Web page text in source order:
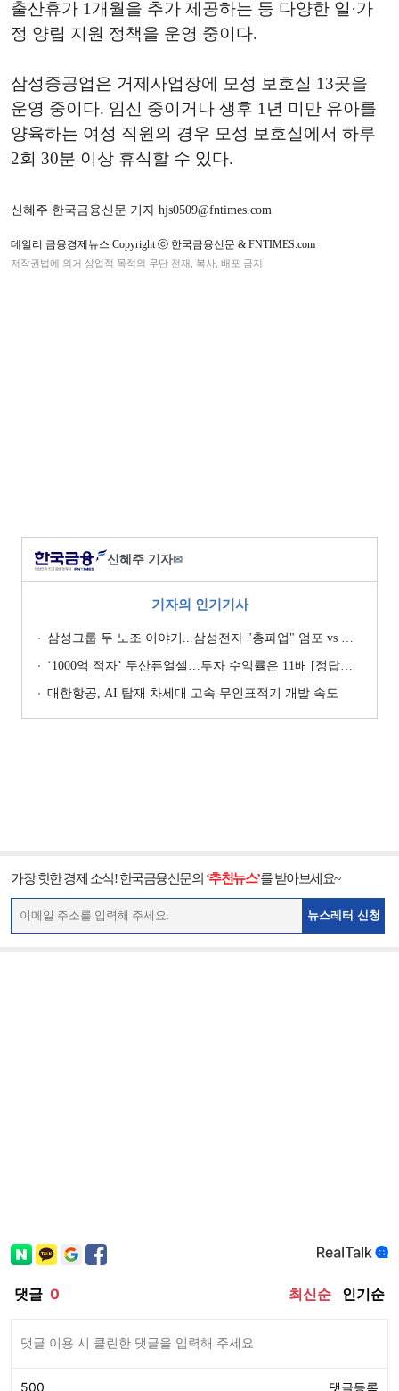
출산휴가 1개월을 추가 제공하는 등 다양한 일·가
정 양립 지원 정책을 운영 중이다.
삼성중공업은 거제사업장에 모성 보호실 13곳을
운영 중이다. 임신 중이거나 생후 1년 미만 유아를
양육하는 여성 직원의 경우 모성 보호실에서 하루
2회 30분 이상 휴식할 수 있다.
신혜주 한국금융신문 기자 hjs0509@fntimes.com
데일리 금융경제뉴스 Copyright ⓒ 한국금융신문 & FNTIMES.com
저작권법에 의거 상업적 목적의 무단 전재, 복사, 배포 금지
신혜주 기자✉
기자의 인기기사
삼성그룹 두 노조 이야기...삼성전자 "총파업" 엄포 vs 삼성重 '노사 원팀' 자처
‘1000억 적자’ 두산퓨얼셀…투자 수익률은 11배 [정답은 TSR]
대한항공, AI 탑재 차세대 고속 무인표적기 개발 속도
가장 핫한 경제 소식! 한국금융신문의 ‘추천뉴스’를 받아보세요~
뉴스레터 신청